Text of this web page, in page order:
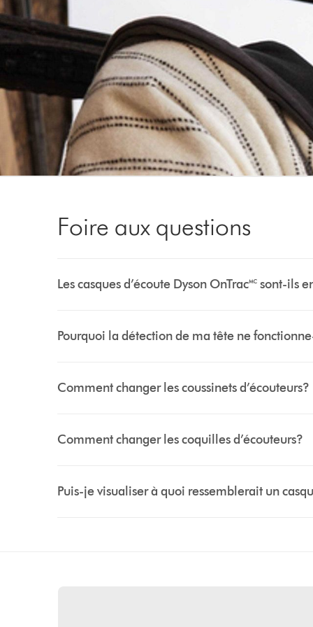
Foire aux questions
Les casques d’écoute Dyson OnTrac🅪 sont-ils
Pourquoi la détection de ma tête ne
Comment changer les coussinets d’écouteurs?
Comment changer les coquilles d’écouteurs?
Puis-je visualiser à quoi ressemblerait un